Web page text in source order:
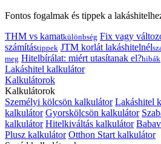
Fontos fogalmak és tippek a
THM vs kamatkülönbség Fix vagy
számítástippek JTM korlát lakáshitelnél
meg Hitelbírálat: miért utasítanak el?hibák
Lakáshitel kalkulátor
Kalkulátorok
Kalkulátorok
Személyi kölcsön kalkulátor Lakáshitel
kalkulátor Gyorskölcsön kalkulátor
kalkulátor Hitelkiváltás kalkulátor
Plusz kalkulátor Otthon Start kalkulátor